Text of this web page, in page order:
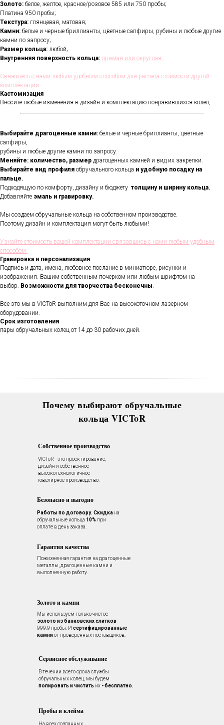
Золото: белое, желтое, красное/розовое 585 или 750 пробы;
Платина 950 пробы;
Текстура: глянцевая, матовая;
Камни: белые и черные бриллианты, цветные сапфиры, рубины и любые другие
камни по запросу;
Размер кольца: любой;
Внутренняя поверхность кольца: прямая или округлая.
Свяжитесь с нами любым удобным способом для расчета стоимости другой
комплектации
Кастомизация
Вносите любые изменения в дизайн и комплектацию понравившихся колец
Выбирайте драгоценные камни: белые и черные бриллианты, цветные
сапфиры,
рубины и любые другие камни по запросу.
Меняйте: количество, размер драгоценных камней и вид их закрепки.
Выбирайте вид профиля обручального кольца и удобную посадку на
пальце.
Подходящую по комфорту, дизайну и бюджету толщину и ширину кольца.
Добавляйте эмаль и гравировку.
Мы создаем обручальные кольца на собственном производстве.
Поэтому дизайн и комплектация могут быть любыми!
Узнайте стоимость вашей комплектации связавшись с нами любым удобным
способом
Гравировка и персонализация
Подпись и дата, имена, любовное послание в миниатюре, рисунки и
изображения. Вашим собственным почерком или любым шрифтом на
выбор. Возможности для творчества бесконечны.
Все это мы в VICToR выполним для Вас на высокоточном лазерном
оборудовании.
Срок изготовления
пары обручальных колец от 14 до 30 рабочих дней.
VICToR - это проектирование,
дизайн и собственное
высокотехнологичное
ювелирное производство.
Работы по договору. Скидка на
обручальные кольца 10% при
оплате в день заказа.
Мы используем только чистое
золото из банковских слитков
999.9 пробы. И сертифицированные
камниот проверенных поставщиков.
Собственное производство
Безопасно и выгодно
Золото и камни
Гарантия качества
Пожизненная гарантия на драгоценные
металлы, драгоценные камни и
выполненную работу.
Сервисное обслуживание
В течении всего срока службы
обручальных колец, мы будем
полировать и чистить их - бесплатно.
Пробы и клейма
На всех созданных
Почему выбирают обручальные
кольца VICToR
обручальных колец, мы будем
размера, восстановление